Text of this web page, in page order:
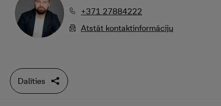
+371 27884222
Atstāt kontaktinformāciju
Dalīties